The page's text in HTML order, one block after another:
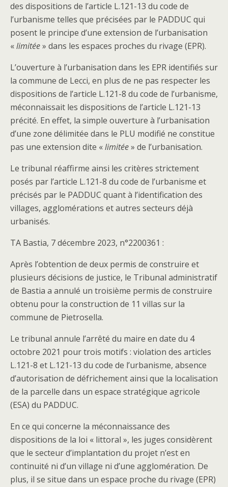
des dispositions de l’article L.121-13 du code de
l’urbanisme telles que précisées par le PADDUC qui
posent le principe d’une extension de l’urbanisation
«limitée» dans les espaces proches du rivage (EPR).
L’ouverture à l’urbanisation dans les EPR identifiés sur
la commune de Lecci, en plus de ne pas respecter les
dispositions de l’article L.121-8 du code de l’urbanisme,
méconnaissait les dispositions de l’article L.121-13
précité. En effet, la simple ouverture à l’urbanisation
d’une zone délimitée dans le PLU modifié ne constitue
pas une extension dite «limitée» de l’urbanisation.
Le tribunal réaffirme ainsi les critères strictement
posés par l’article L.121-8 du code de l’urbanisme et
précisés par le PADDUC quant à l’identification des
villages, agglomérations et autres secteurs déjà
urbanisés.
TA Bastia, 7 décembre 2023, n°2200361 :
Après l’obtention de deux permis de construire et
plusieurs décisions de justice, le Tribunal administratif
de Bastia a annulé un troisième permis de construire
obtenu pour la construction de 11 villas sur la
commune de Pietrosella.
Le tribunal annule l’arrêté du maire en date du 4
octobre 2021 pour trois motifs : violation des articles
L.121-8 et L.121-13 du code de l’urbanisme, absence
d’autorisation de défrichement ainsi que la localisation
de la parcelle dans un espace stratégique agricole
(ESA) du PADDUC.
En ce qui concerne la méconnaissance des
dispositions de la loi « littoral », les juges considèrent
que le secteur d’implantation du projet n’est en
continuité ni d’un village ni d’une agglomération. De
plus, il se situe dans un espace proche du rivage (EPR)